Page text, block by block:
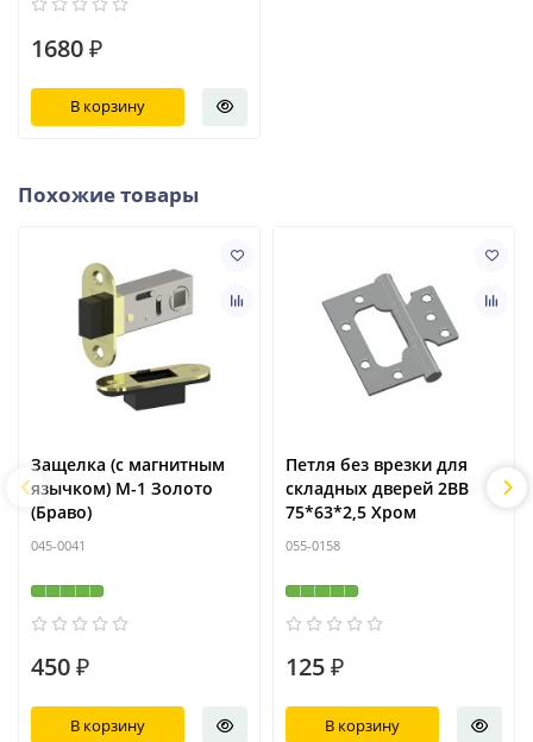
1680 ₽
В корзину
Похожие товары
Защелка (с магнитным
язычком) M-1 Золото
(Браво)
045-0041
450 ₽
В корзину
Петля без врезки для
складных дверей 2ВВ
75*63*2,5 Хром
055-0158
125 ₽
В корзину